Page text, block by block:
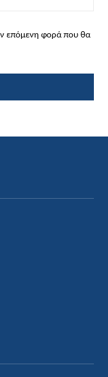
επόμενη φορά που θα